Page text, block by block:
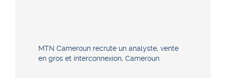
MTN Cameroun recrute un analyste, vente
en gros et interconnexion, Cameroun